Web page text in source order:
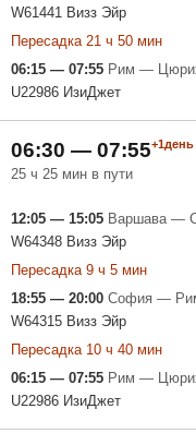
W61441 Визз Эйр
Пересадка 21 ч 50 мин
06:15 — 07:55 Рим —
U22986 ИзиДжет
06:30 — 07:55+1день
25 ч 25 мин в пути
12:05 — 15:05 Варшава —
W64348 Визз Эйр
Пересадка 9 ч 5 мин
18:55 — 20:00 София —
W64315 Визз Эйр
Пересадка 10 ч 40 мин
06:15 — 07:55 Рим —
U22986 ИзиДжет